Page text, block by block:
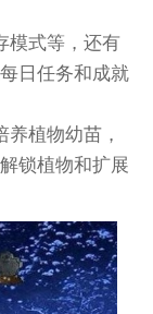
模式等，还有
日任务和成就
植物幼苗，
锁植物和扩展